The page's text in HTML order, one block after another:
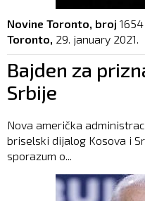
Novine Toronto, broj 1654
Toronto, 29. january 2021.
Bajden za
Srbije
Nova američka
briselski dijalog Kosova i
sporazum o...